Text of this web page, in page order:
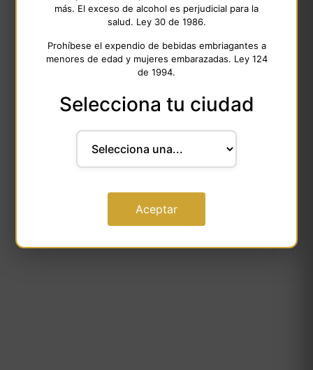
más. El exceso de alcohol es perjudicial para la
salud. Ley 30 de 1986.
Prohíbese el expendio de bebidas embriagantes a
menores de edad y mujeres embarazadas. Ley 124
de 1994.
Selecciona tu ciudad
Aceptar